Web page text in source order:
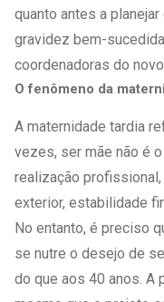
quanto antes a
gravidez bem-
coordenadoras do
O fenômeno da
A maternidade tardia
vezes, ser mãe não é
realização
exterior, estabilidade
No entanto, é preciso
se nutre o desejo de
do que aos 40 anos. A